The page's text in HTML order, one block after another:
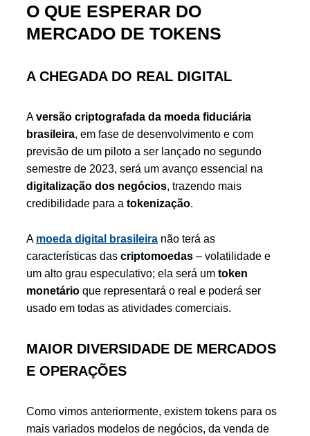
O QUE ESPERAR DO
MERCADO DE TOKENS
A CHEGADA DO REAL DIGITAL
Aversão criptografada da moeda fiduciária
brasileira, em fase de desenvolvimento e com
previsão de um piloto a ser lançado no segundo
semestre de 2023, será um avanço essencial na
digitalização dos negócios, trazendo mais
credibilidade para a tokenização.
A moeda digital brasileira não terá as
características das criptomoedas – volatilidade e
um alto grau especulativo; ela será um token
monetário que representará o real e poderá ser
usado em todas as atividades comerciais.
MAIOR DIVERSIDADE DE MERCADOS
E OPERAÇÕES
Como vimos anteriormente, existem tokens para os
mais variados modelos de negócios, da venda de